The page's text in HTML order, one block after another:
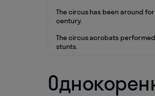
The circus has been around
century.
The circus acrobats
stunts.